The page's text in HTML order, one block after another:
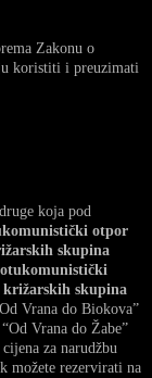
Zakonu o
koristiti i preuzimati
koja pod
otpor
skupina
skupina
Vrana do Biokova”
Vrana do Žabe”
za narudžbu
možete rezervirati na